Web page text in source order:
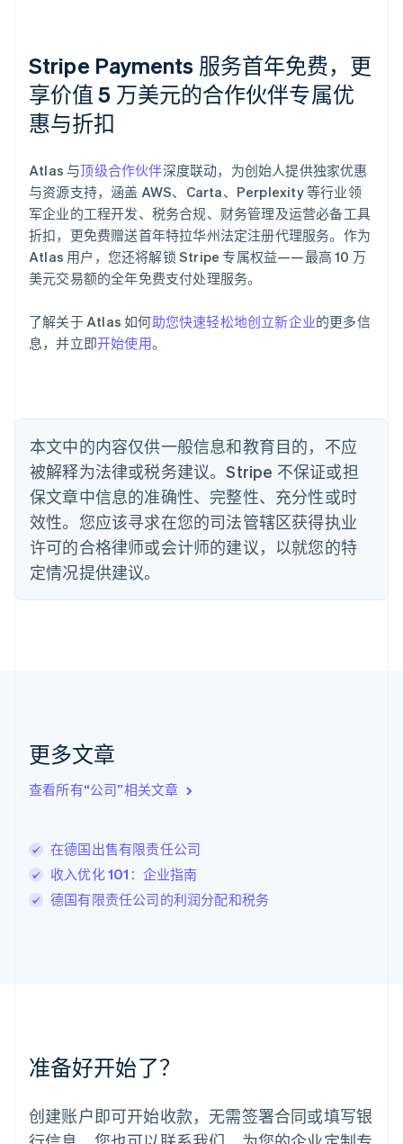
Stripe Payments 服务首年免费，更
享价值 5 万美元的合作伙伴专属优
惠与折扣
Atlas 与顶级合作伙伴深度联动，为创始人提供独家优惠
与资源支持，涵盖 AWS、Carta、Perplexity 等行业领
军企业的工程开发、税务合规、财务管理及运营必备工具
折扣，更免费赠送首年特拉华州法定注册代理服务。作为
Atlas 用户，您还将解锁 Stripe 专属权益——最高 10 万
美元交易额的全年免费支付处理服务。
了解关于 Atlas 如何助您快速轻松地创立新企业的更多信
息，并立即开始使用。
本文中的内容仅供一般信息和教育目的，不应
被解释为法律或税务建议。Stripe 不保证或担
保文章中信息的准确性、完整性、充分性或时
效性。您应该寻求在您的司法管辖区获得执业
许可的合格律师或会计师的建议，以就您的特
定情况提供建议。
更多文章
查看所有“公司”相关文章
在德国出售有限责任公司
收入优化 101：企业指南
德国有限责任公司的利润分配和税务
准备好开始了？
创建账户即可开始收款，无需签署合同或填写银
阿联酋
English
English
爱沙尼亚
English
奥地利
DeutschEnglish
澳大利亚
English
PortuguêsEnglish
保加利亚
English
丹麦
English
德国
DeutschEnglish
法国
FrançaisEnglish
芬兰
EnglishSvenska
English
English
卢森堡
罗马尼亚
English
挪威
葡萄牙
Português English